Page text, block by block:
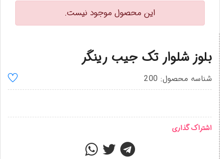
این محصول موجود نیست.
بلوز شلوار تک جیب رینگر
شناسه محصول: 200
اشتراک گذاری